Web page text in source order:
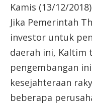
Kamis (13/12/
Jika Pemerintah
investor untuk
daerah ini, Kaltim
pengembangan
kesejahteraan
beberapa